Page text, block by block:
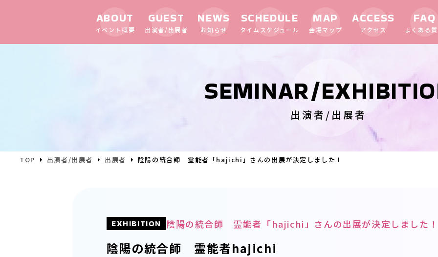
ABOUT
イベント概要
GUEST
出演者/出展者
NEWS
お知らせ
SCHEDULE
タイムスケジュール
MAP
会場マップ
ACCESS
アクセス
FAQ
よくある
SEMINAR/
出演者/出展者
TOP 出演者/出展者 出展者 陰陽の統合師 霊能者「hajichi」さんの出展が決定しました！
EXHIBITION 陰陽の統合師 霊能者「hajichi」さんの出展が決定しました
陰陽の統合師 霊能者hajichi